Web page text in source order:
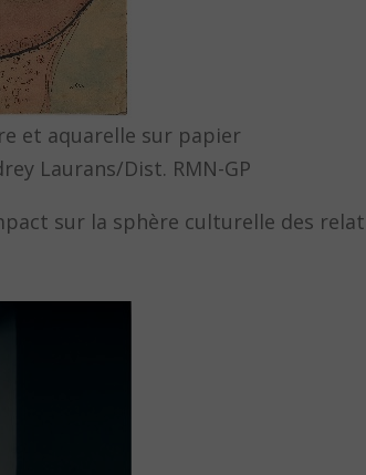
et aquarelle sur papier
Laurans/Dist. RMN-GP
sur la sphère culturelle des